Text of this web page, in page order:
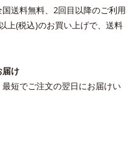
送料無料、2回目以降のご利用
上(税込)のお買い上げで、送料
届け
短でご注文の翌日にお届けい